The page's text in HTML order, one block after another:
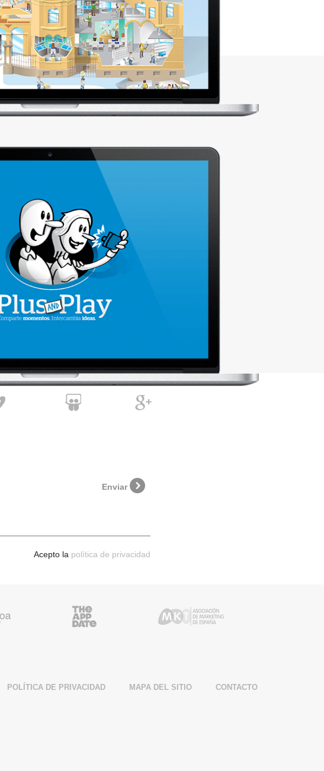
Enviar
Acepto la política de privacidad
AppDate Partner
POLÍTICA DE PRIVACIDAD MAPA DEL SITIO CONTACTO